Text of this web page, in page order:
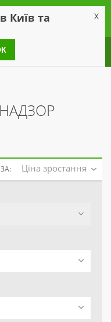
Ціна зростання
Київ та X